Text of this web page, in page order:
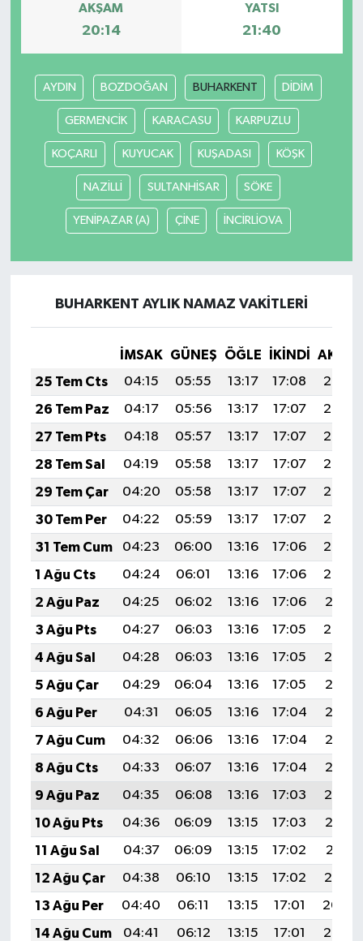
AKŞAM
20:14
YATSI
21:40
AYDIN BOZDOĞAN BUHARKENT DİDİM
GERMENCİK KARACASU KARPUZLU
KOÇARLI KUYUCAK KUŞADASI KÖŞK
NAZİLLİ SULTANHİSAR SÖKE
YENİPAZAR (A) ÇİNE İNCİRLİOVA
BUHARKENT AYLIK NAMAZ VAKITLERI
İMSAK GÜNEŞ ÖĞLE İKINDI
25 Tem Cts
04:15 05:55 13:17 17:08
20:28
26 Tem Paz
04:17 05:56 13:17 17:07
20:27
27 Tem Pts
04:18 05:57 13:17 17:07
20:27
28 Tem Sal
04:19 05:58 13:17 17:07
20:26
29 Tem Çar
04:20 05:58 13:17 17:07
20:25
30 Tem Per
04:22 05:59 13:17 17:07
20:24
31 Tem Cum
04:23 06:00 13:16 17:06
20:23
1 Ağu Cts
04:24 06:01 13:16 17:06
20:22
2 Ağu Paz
04:25 06:02 13:16 17:06
20:21
3 Ağu Pts
04:27 06:03 13:16 17:05
20:20
4 Ağu Sal
04:28 06:03 13:16 17:05
20:19
5 Ağu Çar
04:29 06:04 13:16 17:05
20:18
6 Ağu Per
04:31 06:05 13:16 17:04
20:17
7 Ağu Cum
04:32 06:06 13:16 17:04
20:16
8 Ağu Cts
04:33 06:07 13:16 17:04
20:15
9 Ağu Paz
04:35 06:08 13:16 17:03
20:14
10 Ağu Pts
04:36 06:09 13:15 17:03
20:12
11 Ağu Sal
04:37 06:09 13:15 17:02
20:11
12 Ağu Çar
04:38 06:10 13:15 17:02
20:10
13 Ağu Per
04:40 06:11 13:15 17:01
20:09
14 Ağu Cum
04:41 06:12 13:15 17:01
20:08